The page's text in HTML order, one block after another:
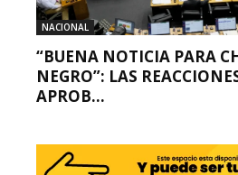
NACIONAL
“BUENA NOTICIA PARA
NEGRO”: LAS
APROB...